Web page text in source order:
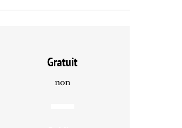
Gratuit
non